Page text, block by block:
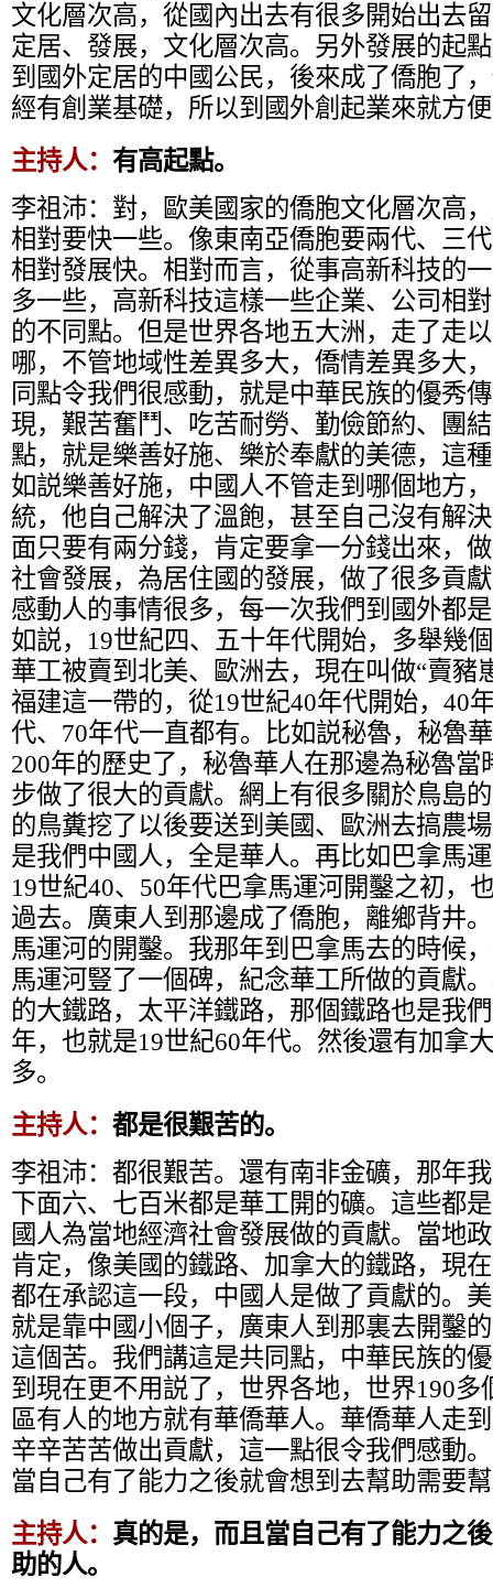
文化層次高，從國內出去有很多開始出去
定居、發展，文化層次高。另外發展的起
到國外定居的中國公民，後來成了僑胞了
經有創業基礎，所以到國外創起業來就方
主持人： 有高起點。
李祖沛： 對，歐美國家的僑胞文化層次高
相對要快一些。像東南亞僑胞要兩代、三
相對發展快。相對而言，從事高新科技的
多一些，高新科技這樣一些企業、公司相
的不同點。但是世界各地五大洲，走了走
哪，不管地域性差異多大，僑情差異多大
同點令我們很感動，就是中華民族的優秀
現，艱苦奮鬥、吃苦耐勞、勤儉節約、團
點，就是樂善好施、樂於奉獻的美德，這
如説樂善好施，中國人不管走到哪個地方
統，他自己解決了溫飽，甚至自己沒有解
面只要有兩分錢，肯定要拿一分錢出來，
社會發展，為居住國的發展，做了很多貢
感動人的事情很多，每一次我們到國外都
如説，19世紀四、五十年代開始，多舉幾
華工被賣到北美、歐洲去，現在叫做“賣豬
福建這一帶的，從19世紀40年代開始，40
代、70年代一直都有。比如説秘魯，秘魯
200年的歷史了，秘魯華人在那邊為秘魯
步做了很大的貢獻。網上有很多關於鳥島
的鳥糞挖了以後要送到美國、歐洲去搞農
是我們中國人，全是華人。再比如巴拿馬
19世紀40、50年代巴拿馬運河開鑿之初，
過去。廣東人到那邊成了僑胞，離鄉背井
馬運河的開鑿。我那年到巴拿馬去的時候
馬運河豎了一個碑，紀念華工所做的貢獻
的大鐵路，太平洋鐵路，那個鐵路也是我
年，也就是19世紀60年代。然後還有加拿
多。
主持人： 都是很艱苦的。
李祖沛： 都很艱苦。還有南非金礦，那年
下面六、七百米都是華工開的礦。這些都
國人為當地經濟社會發展做的貢獻。當地
肯定，像美國的鐵路、加拿大的鐵路，現
都在承認這一段，中國人是做了貢獻的。
就是靠中國小個子，廣東人到那裏去開鑿
這個苦。我們講這是共同點，中華民族的
到現在更不用説了，世界各地，世界190
區有人的地方就有華僑華人。華僑華人走
辛辛苦苦做出貢獻，這一點很令我們感動
當自己有了能力之後就會想到去幫助需要
主持人： 真的是，而且當自己有了能力之
助的人。